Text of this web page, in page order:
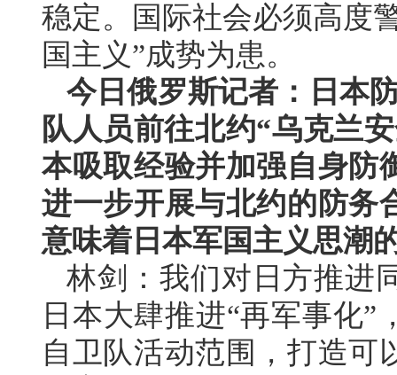
稳定。国际社会必须高度
国主义”成势为患。
今日俄罗斯记者：日本
队人员前往北约“乌克兰
本吸取经验并加强自身防
进一步开展与北约的防务
意味着日本军国主义思潮
林剑：我们对日方推进
日本大肆推进“再军事化
自卫队活动范围，打造可